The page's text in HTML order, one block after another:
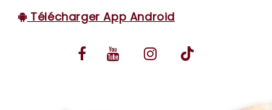
VOS AVIS
MENTIONS LÉGALES
Télécharger App Android